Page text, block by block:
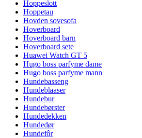
Hoppeslott
Hoppetau
Hovden sovesofa
Hoverboard
Hoverboard barn
Hoverboard sete
Huawei Watch GT 5
Hugo boss parfyme dame
Hugo boss parfyme mann
Hundebasseng
Hundeblaaser
Hundebur
Hundebørster
Hundedekken
Hundedør
Hundefôr